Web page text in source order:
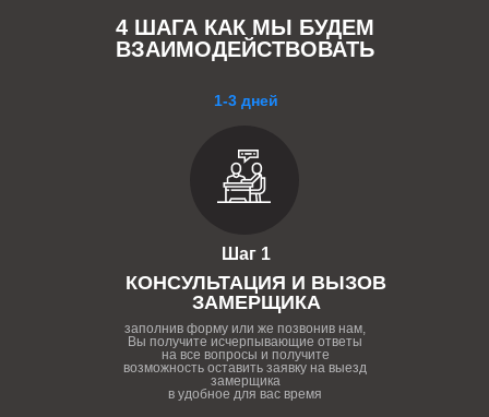
4 ШАГА КАК МЫ БУДЕМ
ВЗАИМОДЕЙСТВОВАТЬ
1-3 дней
Шаг 1
КОНСУЛЬТАЦИЯ И ВЫЗОВ
ЗАМЕРЩИКА
заполнив форму или же позвонив нам,
Вы получите исчерпывающие ответы
на все вопросы и получите
возможность оставить заявку на выезд
замерщика
в удобное для вас время